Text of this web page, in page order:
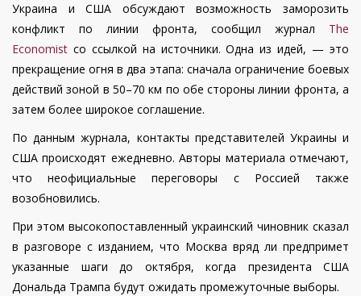
Украина и США обсуждают возможность заморозить
конфликт по линии фронта, сообщил журнал The
Economist со ссылкой на источники. Одна из идей, — это
прекращение огня в два этапа: сначала ограничение боевых
действий зоной в 50–70 км по обе стороны линии фронта, а
затем более широкое соглашение.
По данным журнала, контакты представителей Украины и
США происходят ежедневно. Авторы материала отмечают,
что неофициальные переговоры с Россией также
возобновились.
При этом высокопоставленный украинский чиновник сказал
в разговоре с изданием, что Москва вряд ли предпримет
указанные шаги до октября, когда президента США
Дональда Трампа будут ожидать промежуточные выборы.